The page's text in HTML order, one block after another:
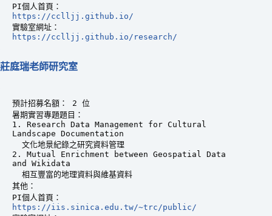
https://cclljj.github.io/
https://cclljj.github.io/research/
莊庭瑞老師研究室
預計招募名額： 2 位
暑期實習專題題目：
1. Research Data Management for Cultural
Landscape Documentation
2. Mutual Enrichment between Geospatial Data
and Wikidata
其他：
https://iis.sinica.edu.tw/~trc/public/